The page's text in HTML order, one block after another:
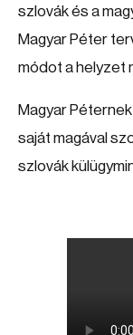
szlovák és a
Magyar Péter
módot a helyzet
Magyar
saját magával
szlovák